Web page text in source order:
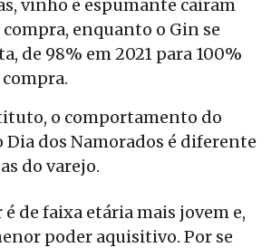
vinho e espumante caíram
enquanto o Gin se
de 98% em 2021 para 100%
o comportamento do
dos Namorados é diferente
do varejo.
de faixa etária mais jovem e,
poder aquisitivo. Por se